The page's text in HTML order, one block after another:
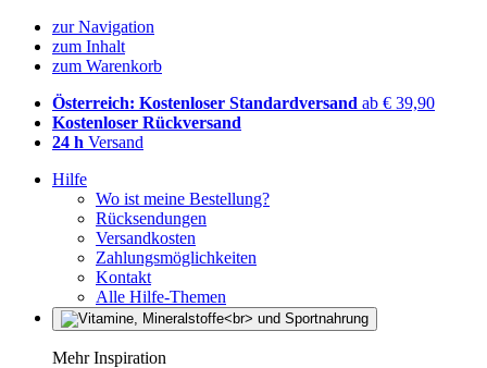
zur Navigation
zum Inhalt
zum Warenkorb
Österreich: Kostenloser Standardversand ab € 39,90
Kostenloser Rückversand
24 h Versand
Hilfe
Wo ist meine Bestellung?
Rücksendungen
Versandkosten
Zahlungsmöglichkeiten
Kontakt
Alle Hilfe-Themen
Mehr Inspiration